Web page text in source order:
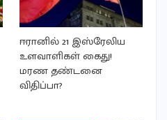
ஈரானில் 21 இஸ்ரேலிய
உளவாளிகள் கைது!
மரண தண்டனை
விதிப்பா?